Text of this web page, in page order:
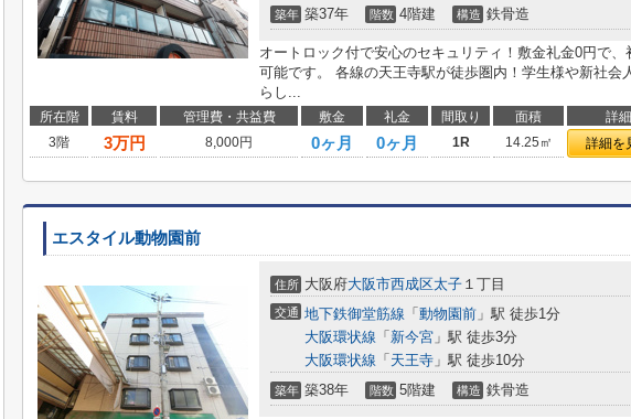
築年 築37年 階数 4階建 構造 鉄骨造
オートロック付で安心のセキュリティ！敷金礼金0円で
可能です。 各線の天王寺駅が徒歩圏内！学生様や新社会
らし...
所在階 賃料 管理費・共益費 敷金 礼金 間取り 面積 詳細
3階
3万円 8,000円 0ヶ月 0ヶ月 1R 14.25㎡ 詳細を
エスタイル動物園前
住所 大阪府大阪市西成区太子 １丁目
交通 地下鉄御堂筋線 「 動物園前 」駅 徒歩1分
大阪環状線 「 新今宮 」駅 徒歩3分
大阪環状線 「 天王寺 」駅 徒歩10分
築年 築38年 階数 5階建 構造 鉄骨造